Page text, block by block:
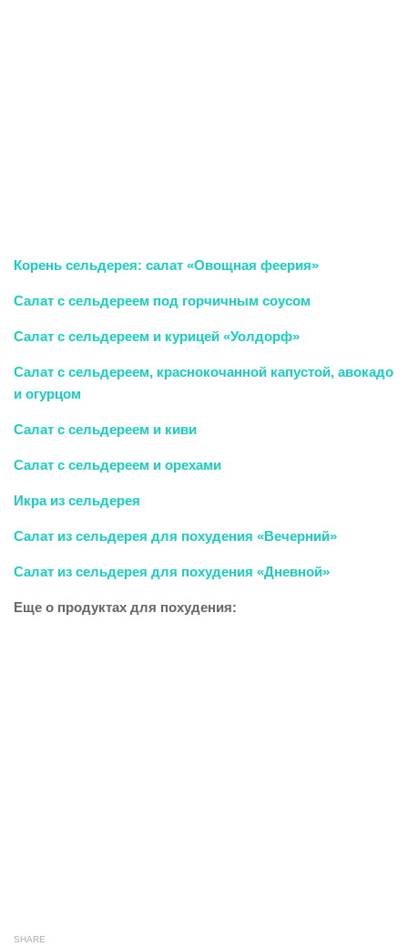
Корень сельдерея: салат «Овощная феерия»
Салат с сельдереем под горчичным соусом
Салат с сельдереем и курицей «Уолдорф»
Салат с сельдереем, краснокочанной капустой, авокадо
и огурцом
Салат с сельдереем и киви
Салат с сельдереем и орехами
Икра из сельдерея
Салат из сельдерея для похудения «Вечерний»
Салат из сельдерея для похудения «Дневной»
Еще о продуктах для похудения:
SHARE